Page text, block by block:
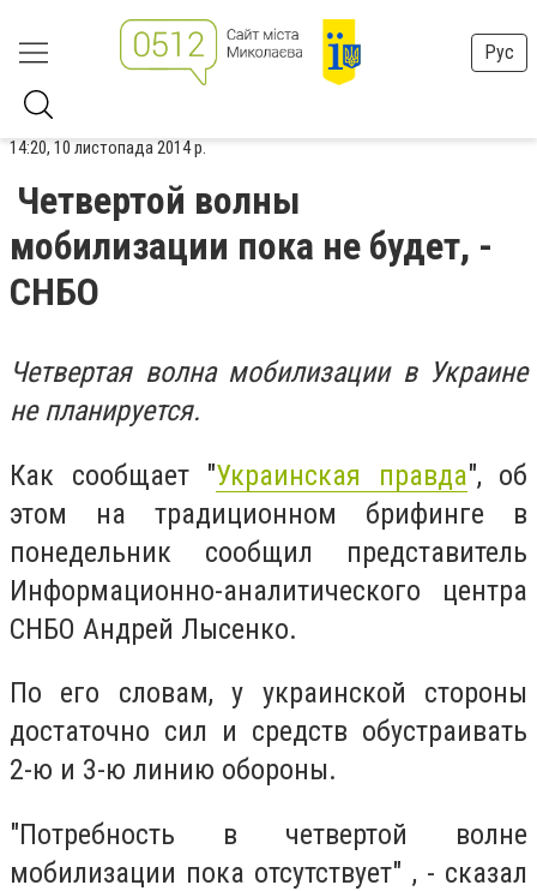
Рус
14:20, 10 листопада 2014 р.
Четвертой волны
мобилизации пока не будет, -
СНБО
Четвертая волна мобилизации в Украине
не планируется.
Как сообщает "Украинская правда", об
этом на традиционном брифинге в
понедельник сообщил представитель
Информационно-аналитического центра
СНБО Андрей Лысенко.
По его словам, у украинской стороны
достаточно сил и средств обустраивать
2-ю и 3-ю линию обороны.
"Потребность в четвертой волне
мобилизации пока отсутствует" , - сказал